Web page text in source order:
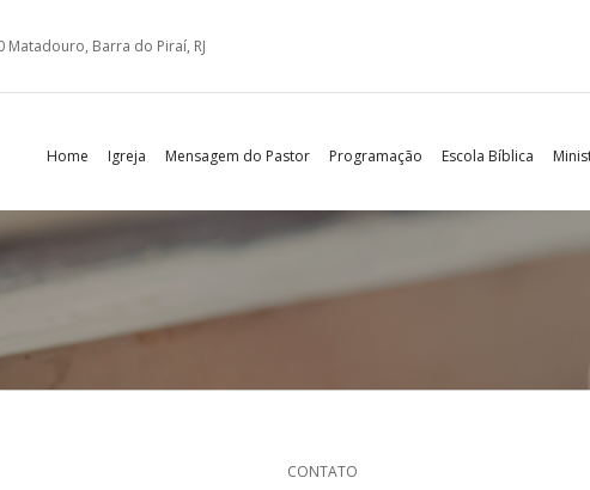
Matadouro, Barra do Piraí, RJ
Home Igreja Mensagem do Pastor Programação Escola Bíblica
CONTATO